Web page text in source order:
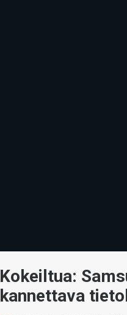
Kokeiltua:
kannettava